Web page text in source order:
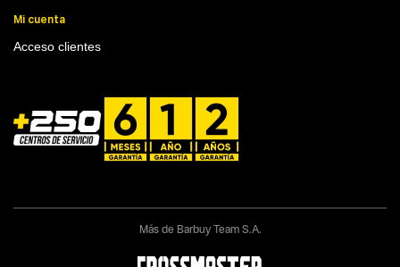
Mi cuenta
Acceso clientes
Más de Barbuy Team S.A.